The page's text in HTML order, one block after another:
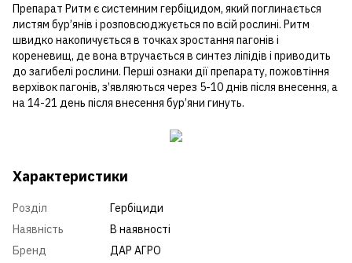
Препарат Ритм є системним гербіцидом, який поглинається
листям бур’янів і розповсюджується по всій рослині. Ритм
швидко накопичується в точках зростання пагонів і
кореневищ, де вона втручається в синтез ліпідів і приводить
до загибелі рослини. Перші ознаки дії препарату, пожовтіння
верхівок пагонів, з’являються через 5-10 днів після внесення, а
на 14-21 день після внесення бур’яни гинуть.
Характеристики
Розділ
Гербіциди
Наявність
В наявності
Бренд
ДАР АГРО